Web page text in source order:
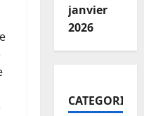
janvier
2026
CATEGORIES